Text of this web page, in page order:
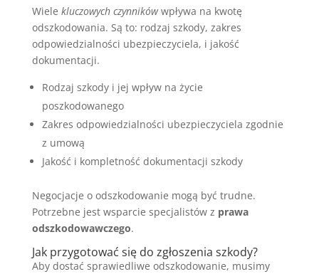
Wiele kluczowych czynnikówwpływa na kwotę
odszkodowania. Są to: rodzaj szkody, zakres
odpowiedzialności ubezpieczyciela, i jakość
dokumentacji.
Rodzaj szkody i jej wpływ na życie
poszkodowanego
Zakres odpowiedzialności ubezpieczyciela zgodnie
z umową
Jakość i kompletność dokumentacji szkody
Negocjacje o odszkodowanie mogą być trudne.
Potrzebne jest wsparcie specjalistów z prawa
odszkodowawczego.
Jak przygotować się do zgłoszenia szkody?
Aby dostać sprawiedliwe odszkodowanie, musimy